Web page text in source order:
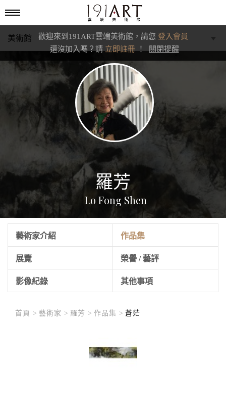
歡迎來到191ART雲端美術館，請您 登入會員
還沒加入嗎？請 立即註冊！ 關閉提醒
美術館
學藝館
文化館
典藏交流館
羅芳
Lo Fong Shen
藝術家介紹 作品集
展覽 榮譽 / 藝評
影像紀錄 其他事項
首頁 > 藝術家 > 羅芳 > 作品集 > 蒼茫